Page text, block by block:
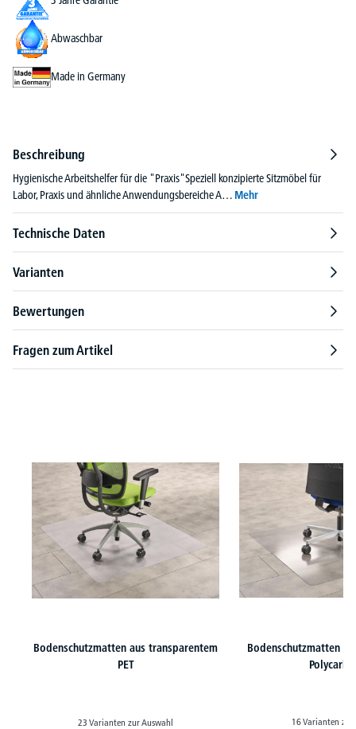
Abwaschbar
Made in Germany
Beschreibung
Hygienische Arbeitshelfer für die "Praxis"Speziell konzipierte Sitzmöbel für
Labor, Praxis und ähnliche Anwendungsbereiche A… Mehr
Technische Daten
Varianten
Bewertungen
Fragen zum Artikel
Bodenschutzmatten aus transparentem
PET
23 Varianten zur Auswahl
Bodenschutzmatten
16 Varianten zur